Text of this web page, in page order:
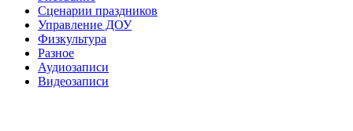
Сценарии праздников
Управление ДОУ
Физкультура
Разное
Аудиозаписи
Видеозаписи